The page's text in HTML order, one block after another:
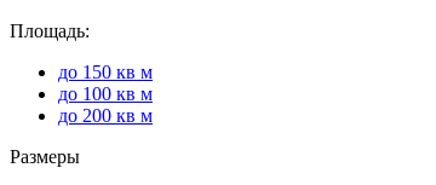
Площадь:
до 150 кв м
до 100 кв м
до 200 кв м
Размеры